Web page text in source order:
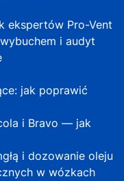
ekspertów Pro-Vent
i audyt
jak poprawić
i Bravo — jak
i dozowanie oleju
w wózkach